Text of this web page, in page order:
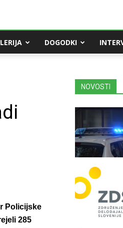
DOGODKI
Policijske
285
NOVOSTI